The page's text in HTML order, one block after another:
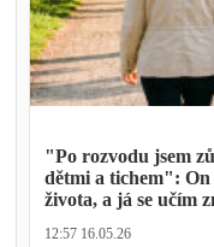
"Po rozvodu jsem
dětmi a tichem": On
života, a já se učím
12:57 16.05.26